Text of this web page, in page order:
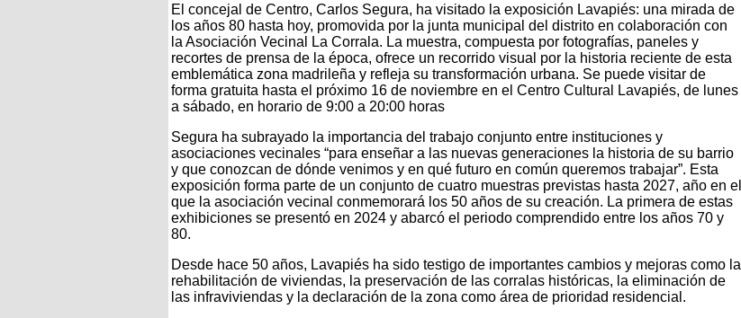
El concejal de Centro, Carlos Segura, ha visitado la exposición Lavapiés: una mirada de
los años 80 hasta hoy, promovida por la junta municipal del distrito en colaboración con
la Asociación Vecinal La Corrala. La muestra, compuesta por fotografías, paneles y
recortes de prensa de la época, ofrece un recorrido visual por la historia reciente de esta
emblemática zona madrileña y refleja su transformación urbana. Se puede visitar de
forma gratuita hasta el próximo 16 de noviembre en el Centro Cultural Lavapiés, de lunes
a sábado, en horario de 9:00 a 20:00 horas
Segura ha subrayado la importancia del trabajo conjunto entre instituciones y
asociaciones vecinales “para enseñar a las nuevas generaciones la historia de su barrio
y que conozcan de dónde venimos y en qué futuro en común queremos trabajar”. Esta
exposición forma parte de un conjunto de cuatro muestras previstas hasta 2027, año en el
que la asociación vecinal conmemorará los 50 años de su creación. La primera de estas
exhibiciones se presentó en 2024 y abarcó el periodo comprendido entre los años 70 y
80.
Desde hace 50 años, Lavapiés ha sido testigo de importantes cambios y mejoras como la
rehabilitación de viviendas, la preservación de las corralas históricas, la eliminación de
las infraviviendas y la declaración de la zona como área de prioridad residencial.